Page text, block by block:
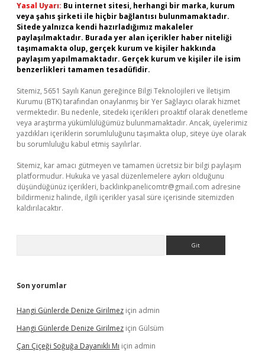
Yasal Uyarı: Bu internet sitesi, herhangi bir marka, kurum
veya şahıs şirketi ile hiçbir bağlantısı bulunmamaktadır.
Sitede yalnızca kendi hazırladığımız makaleler
paylaşılmaktadır. Burada yer alan içerikler haber niteliği
taşımamakta olup, gerçek kurum ve kişiler hakkında
paylaşım yapılmamaktadır. Gerçek kurum ve kişiler ile isim
benzerlikleri tamamen tesadüfidir.
Sitemiz, 5651 Sayılı Kanun gereğince Bilgi Teknolojileri ve İletişim
Kurumu (BTK) tarafından onaylanmış bir Yer Sağlayıcı olarak hizmet
vermektedir. Bu nedenle, sitedeki içerikleri proaktif olarak denetleme
veya araştırma yükümlülüğümüz bulunmamaktadır. Ancak, üyelerimiz
yazdıkları içeriklerin sorumluluğunu taşımakta olup, siteye üye olarak
bu sorumluluğu kabul etmiş sayılırlar.
Sitemiz, kar amacı gütmeyen ve tamamen ücretsiz bir bilgi paylaşım
platformudur. Hukuka ve yasal düzenlemelere aykırı olduğunu
düşündüğünüz içerikleri, backlinkpanelicomtr@gmail.com adresine
bildirmeniz halinde, ilgili içerikler yasal süre içerisinde sitemizden
kaldırılacaktır.
Son yorumlar
Hangi Günlerde Denize Girilmez için admin
Hangi Günlerde Denize Girilmez için Gülsüm
Çan Çiçeği Soğuğa Dayanıklı Mı için admin